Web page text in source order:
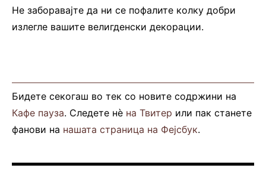
Не заборавајте да ни се пофалите колку добри
излегле вашите велигденски декорации.
Бидете секогаш во тек со новите содржини на
Кафе пауза. Следете нè на Твитер или пак станете
фанови на нашата страница на Фејсбук.